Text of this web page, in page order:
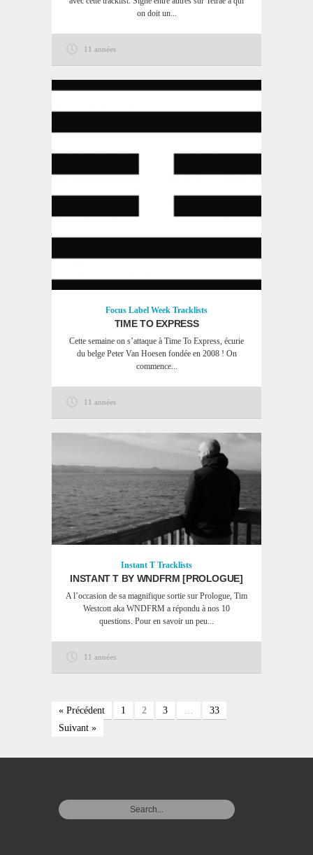
on doit un...
11 années
Focus Label Week Tracklists
TIME TO EXPRESS
Cette semaine on s’attaque à Time To Express​, écurie
du belge Peter Van Hoesen fondée en 2008 ! On
commence...
11 années
Instant T Tracklists
INSTANT T BY WNDFRM [PROLOGUE]
A l’occasion de sa magnifique sortie sur Prologue, Tim
Westcott aka WNDFRM a répondu à nos 10
questions. Pour en savoir un peu...
11 années
« Précédent 1 2 3 …
33
Suivant »